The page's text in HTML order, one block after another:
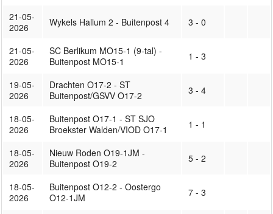
21-05-
2026
Wykels Hallum 2 - Buitenpost 4 3 - 0
21-05-
2026
SC Berlikum MO15-1 (9-tal) -
Buitenpost MO15-1
1 - 3
19-05-
2026
Drachten O17-2 - ST
Buitenpost/GSVV O17-2
3 - 4
18-05-
2026
Buitenpost O17-1 - ST SJO
Broekster Walden/VIOD O17-1
1 - 1
18-05-
2026
Nieuw Roden O19-1JM -
Buitenpost O19-2
5 - 2
18-05-
2026
Buitenpost O12-2 - Oostergo
O12-1JM
7 - 3